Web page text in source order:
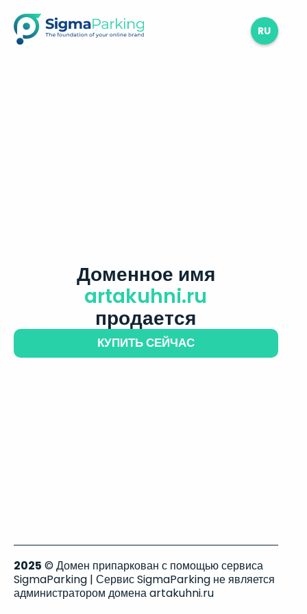
RU
Доменное имя
artakuhni.ru
продается
КУПИТЬ СЕЙЧАС
2025 © Домен припаркован с помощью сервиса
SigmaParking | Сервис SigmaParking не является
администратором домена artakuhni.ru